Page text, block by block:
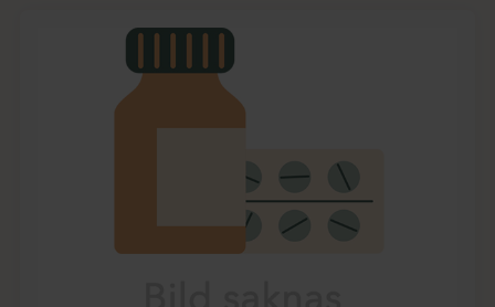
Lista: . Innehåller 1 objekt.